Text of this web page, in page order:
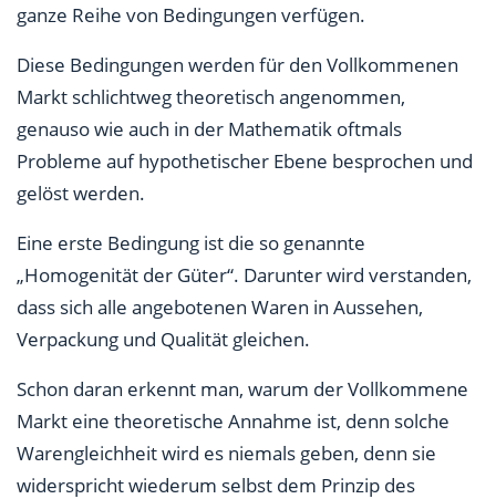
ganze Reihe von Bedingungen verfügen.
Diese Bedingungen werden für den Vollkommenen
Markt schlichtweg theoretisch angenommen,
genauso wie auch in der Mathematik oftmals
Probleme auf hypothetischer Ebene besprochen und
gelöst werden.
Eine erste Bedingung ist die so genannte
„Homogenität der Güter“. Darunter wird verstanden,
dass sich alle angebotenen Waren in Aussehen,
Verpackung und Qualität gleichen.
Schon daran erkennt man, warum der Vollkommene
Markt eine theoretische Annahme ist, denn solche
Warengleichheit wird es niemals geben, denn sie
widerspricht wiederum selbst dem Prinzip des